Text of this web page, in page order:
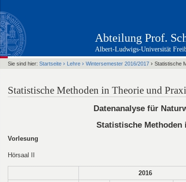
Abteilung Prof.
Albert-Ludwigs-Universität
Sie sind hier: Startseite › Lehre › Wintersemester 2016/2017 › Statistische
Statistische Methoden in Theorie und
Datenanalyse für
Statistische Methoden
Vorlesung
Hörsaal II
2016